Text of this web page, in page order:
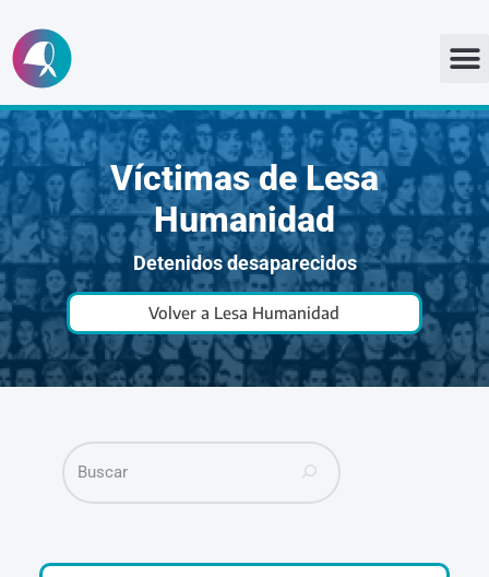
Ir
al
contenido
Víctimas de Lesa
Humanidad
Detenidos desaparecidos
Volver a Lesa Humanidad